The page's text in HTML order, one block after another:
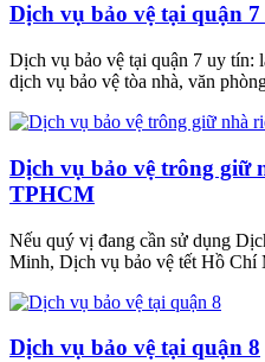
Dịch vụ bảo vệ tại quận
Dịch vụ bảo vệ tại quận 7 uy tín:
dịch vụ bảo vệ tòa nhà, văn
Dịch vụ bảo vệ trông giữ
TPHCM
Nếu quý vị đang cần sử dụng
Minh, Dịch vụ bảo vệ tết Hồ Chí
Dịch vụ bảo vệ tại quận 8